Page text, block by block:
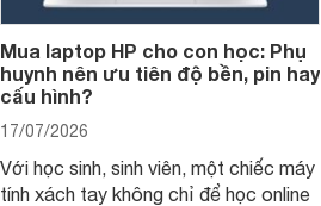
Mua laptop HP cho con học: Phụ
huynh nên ưu tiên độ bền, pin hay
cấu hình?
17/07/2026
Với học sinh, sinh viên, một chiếc máy
tính xách tay không chỉ để học online